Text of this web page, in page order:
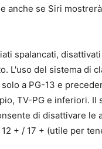
anche se Siri
spalancati,
L'uso del sistema di
a PG-13 e
TV-PG e inferiori. Il
di disattivare le
+ / 17 + (utile per